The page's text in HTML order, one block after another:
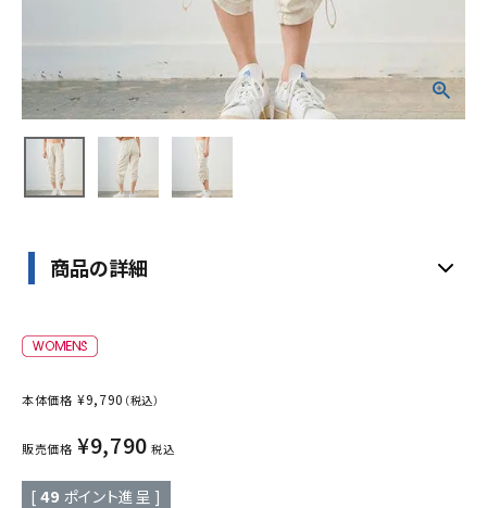
特定商取引法
プライバシーポリシー
商品の詳細
本体価格 ¥9,790 （税込）
販売価格 ¥9,790 税込
[ 49 ポイント進呈 ]